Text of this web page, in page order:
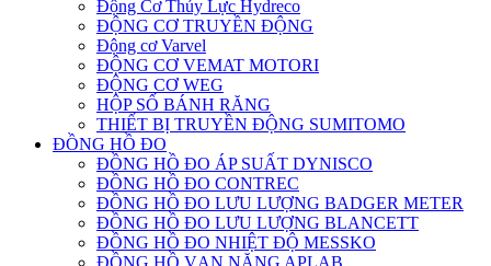
Động Cơ Thủy Lực Hydreco
ĐỘNG CƠ TRUYỀN ĐỘNG
Động cơ Varvel
ĐỘNG CƠ VEMAT MOTORI
ĐỘNG CƠ WEG
HỘP SỐ BÁNH RĂNG
THIẾT BỊ TRUYỀN ĐỘNG SUMITOMO
ĐỒNG HỒ ĐO
ĐỒNG HỒ ĐO ÁP SUẤT DYNISCO
ĐỒNG HỒ ĐO CONTREC
ĐỒNG HỒ ĐO LƯU LƯỢNG BADGER METER
ĐỒNG HỒ ĐO LƯU LƯỢNG BLANCETT
ĐỒNG HỒ ĐO NHIỆT ĐỘ MESSKO
ĐỒNG HỒ VẠN NĂNG APLAB